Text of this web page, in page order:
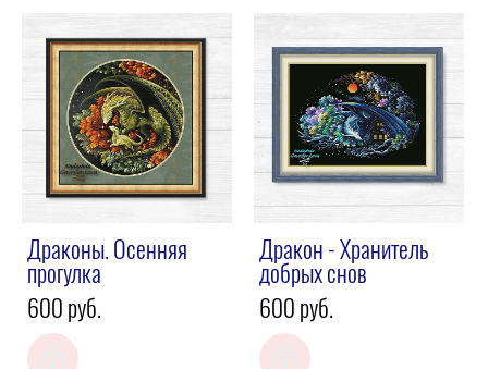
Драконы. Осенняя
прогулка
600 pуб.
Дракон - Хранитель
добрых снов
600 pуб.